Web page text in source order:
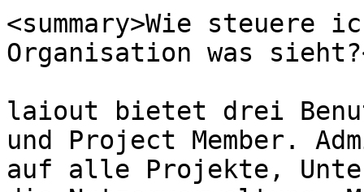
<summary>Wie steuere
Organisation was
laiout bietet drei
und Project Member.
auf alle Projekte,